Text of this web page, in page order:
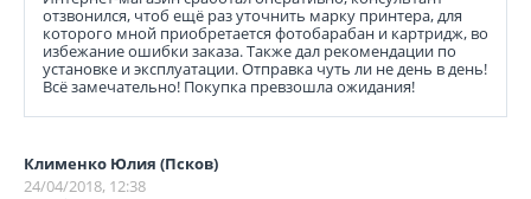
отзвонился, чтоб ещё раз уточнить марку принтера, для
которого мной приобретается фотобарабан и картридж, во
избежание ошибки заказа. Также дал рекомендации по
установке и эксплуатации. Отправка чуть ли не день в день!
Всё замечательно! Покупка превзошла ожидания!
Клименко Юлия (Псков)
24/04/2018, 12:38